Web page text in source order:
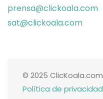
prensa@clickoala.com
sat@clickoala.com
© 2025 ClicKoala.com
Política de privacidad